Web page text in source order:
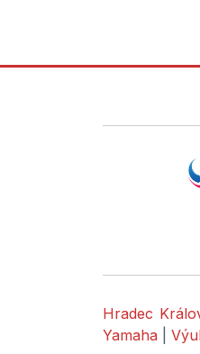
Hradec
Yamaha